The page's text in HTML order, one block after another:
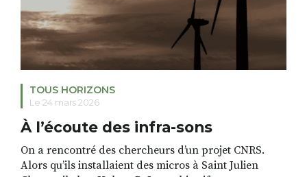
TOUS HORIZONS
Le 24 mars 2026
À l’écoute des infra-sons
On a rencontré des chercheurs d’un projet CNRS.
Alors qu’ils installaient des micros à Saint Julien